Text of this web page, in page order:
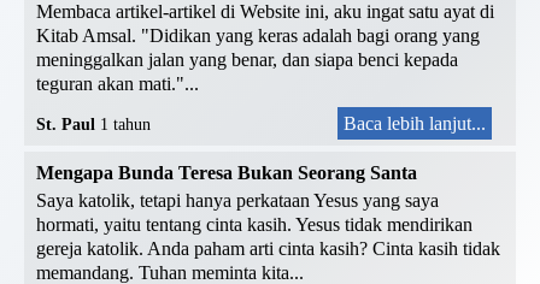
Membaca artikel-artikel di Website ini, aku ingat satu ayat di
Kitab Amsal. "Didikan yang keras adalah bagi orang yang
meninggalkan jalan yang benar, dan siapa benci kepada
teguran akan mati."...
St. Paul 1 tahun Baca lebih lanjut...
Mengapa Bunda Teresa Bukan Seorang Santa
Saya katolik, tetapi hanya perkataan Yesus yang saya
hormati, yaitu tentang cinta kasih. Yesus tidak mendirikan
gereja katolik. Anda paham arti cinta kasih? Cinta kasih tidak
memandang. Tuhan meminta kita...